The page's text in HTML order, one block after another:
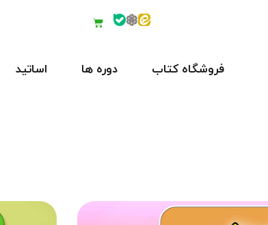
فروشگاه کتاب دوره ها اساتید
حساب کاربری ندارید؟ثبت نام